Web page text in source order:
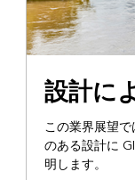
設計に
この業界展望
のある設計に
明します。